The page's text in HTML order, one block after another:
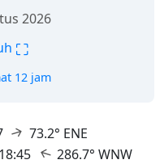
2026
⛶
12 jam
↑ 73.2° ENE
18:45 ↑ 286.7° WNW